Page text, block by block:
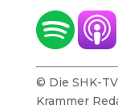
© Die SHK-
Krammer